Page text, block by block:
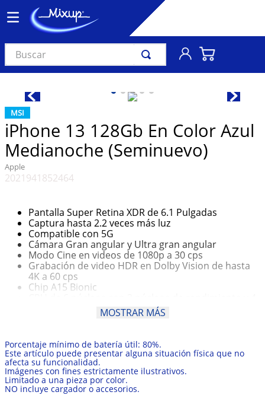
Buscar
MSI
iPhone 13 128Gb En Color Azul
Medianoche (Seminuevo)
Apple
2021941852464
Pantalla Super Retina XDR de 6.1 Pulgadas
Captura hasta 2.2 veces más luz
Compatible con 5G
Cámara Gran angular y Ultra gran angular
Modo Cine en videos de 1080p a 30 cps
Grabación de video HDR en Dolby Vision de hasta
4K a 60 cps
Chip A15 Bionic
GPU de 4 núcleos
Frente de Ceramic Shield
Diseño de aluminio con parte posterior de vidrio
Resistencia al agua IP68
MOSTRAR MÁS
Porcentaje mínimo de batería útil: 80%.
Este artículo puede presentar alguna situación física que no
afecta su funcionalidad.
Imágenes con fines estrictamente ilustrativos.
Limitado a una pieza por color.
NO incluye cargador o accesorios.
3.
audífonos
4.
madonna
5.
ariana grande
7.
bts
8.
manga
9.
bocinas
10. taylor swift